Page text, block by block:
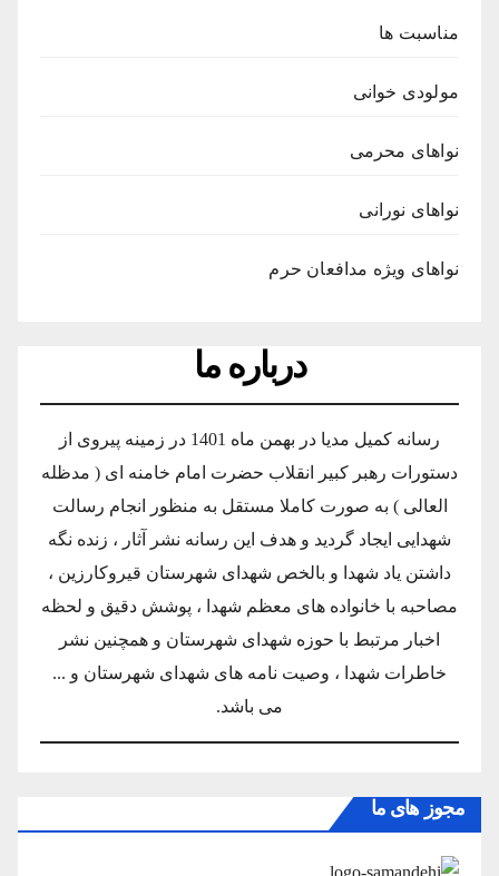
مناسبت ها
مولودی خوانی
نواهای محرمی
نواهای نورانی
نواهای ویژه مدافعان حرم
درباره ما
رسانه کمیل مدیا در بهمن ماه 1401 در زمینه پیروی از
دستورات رهبر کبیر انقلاب حضرت امام خامنه ای ( مدظله
العالی ) به صورت کاملا مستقل به منظور انجام رسالت
شهدایی ایجاد گردید و هدف این رسانه نشر آثار ، زنده نگه
داشتن یاد شهدا و بالخص شهدای شهرستان قیروکارزین ،
مصاحبه با خانواده های معظم شهدا ، پوشش دقیق و لحظه
اخبار مرتبط با حوزه شهدای شهرستان و همچنین نشر
خاطرات شهدا ، وصیت نامه های شهدای شهرستان و ...
می باشد.
مجوز های ما